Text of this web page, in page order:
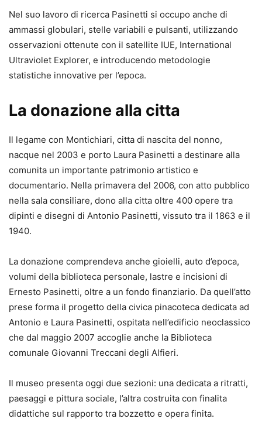
Nel suo lavoro di ricerca Pasinetti si occupo anche di
ammassi globulari, stelle variabili e pulsanti, utilizzando
osservazioni ottenute con il satellite IUE, International
Ultraviolet Explorer, e introducendo metodologie
statistiche innovative per l’epoca.
La donazione alla citta
Il legame con Montichiari, citta di nascita del nonno,
nacque nel 2003 e porto Laura Pasinetti a destinare alla
comunita un importante patrimonio artistico e
documentario. Nella primavera del 2006, con atto pubblico
nella sala consiliare, dono alla citta oltre 400 opere tra
dipinti e disegni di Antonio Pasinetti, vissuto tra il 1863 e il
1940.
La donazione comprendeva anche gioielli, auto d’epoca,
volumi della biblioteca personale, lastre e incisioni di
Ernesto Pasinetti, oltre a un fondo finanziario. Da quell’atto
prese forma il progetto della civica pinacoteca dedicata ad
Antonio e Laura Pasinetti, ospitata nell’edificio neoclassico
che dal maggio 2007 accoglie anche la Biblioteca
comunale Giovanni Treccani degli Alfieri.
Il museo presenta oggi due sezioni: una dedicata a ritratti,
paesaggi e pittura sociale, l’altra costruita con finalita
didattiche sul rapporto tra bozzetto e opera finita.